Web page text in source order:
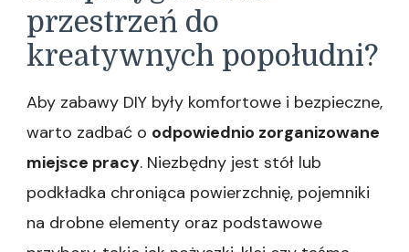
przestrzeń do
kreatywnych popołudni?
Aby zabawy DIY były komfortowe i bezpieczne,
warto zadbać o odpowiednio zorganizowane
miejsce pracy. Niezbędny jest stół lub
podkładka chroniąca powierzchnię, pojemniki
na drobne elementy oraz podstawowe